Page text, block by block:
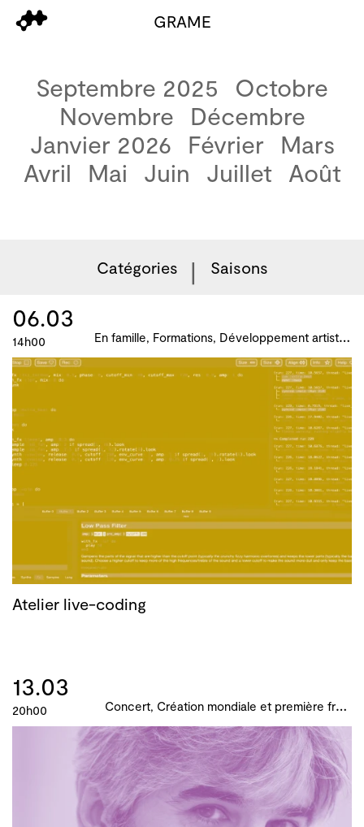
GRAME
Septembre 2025
Octobre
Novembre
Décembre
Janvier 2026
Février
Mars
Avril
Mai Juin Juillet Août
Catégories Saisons
06.03
14h00 E
n famille, Formations, Développement artistique et culturel des territoires, Atelier, master-class, parcours, B!ME 2024
Atelier live-coding
13.03
20h00 C
oncert, Création mondiale et première française, B!ME 2024